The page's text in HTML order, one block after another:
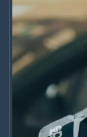
On prend
Hâte de vous
#LoheacRX!